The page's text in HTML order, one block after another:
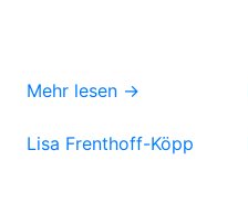
Mehr lesen →
Lisa Frenthoff-Köpp